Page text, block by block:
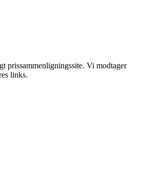
prissammenligningssite. Vi modtager
links.